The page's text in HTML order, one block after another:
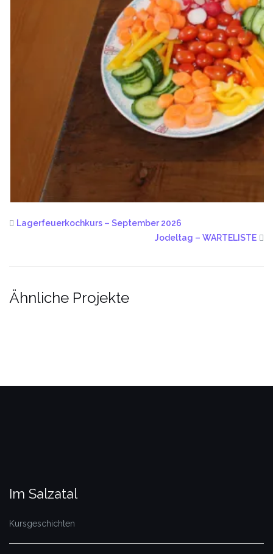
Lagerfeuerkochkurs – September 2026
Jodeltag – WARTELISTE
Ähnliche Projekte
Im Salzatal
Kursgeschichten